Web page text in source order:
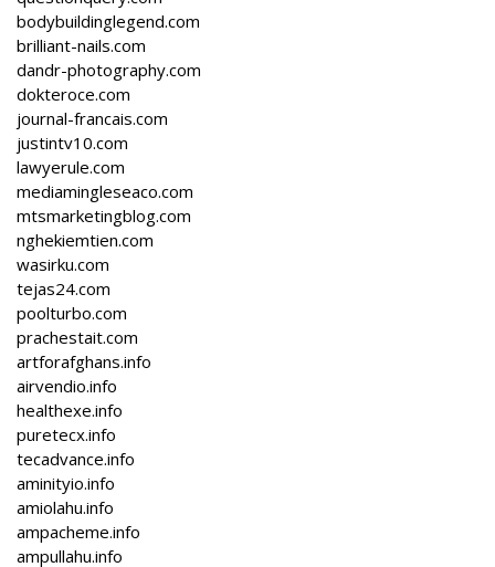
bodybuildinglegend.com
brilliant-nails.com
dandr-photography.com
dokteroce.com
journal-francais.com
justintv10.com
lawyerule.com
mediamingleseaco.com
mtsmarketingblog.com
nghekiemtien.com
wasirku.com
tejas24.com
poolturbo.com
prachestait.com
artforafghans.info
airvendio.info
healthexe.info
puretecx.info
tecadvance.info
aminityio.info
amiolahu.info
ampacheme.info
ampullahu.info